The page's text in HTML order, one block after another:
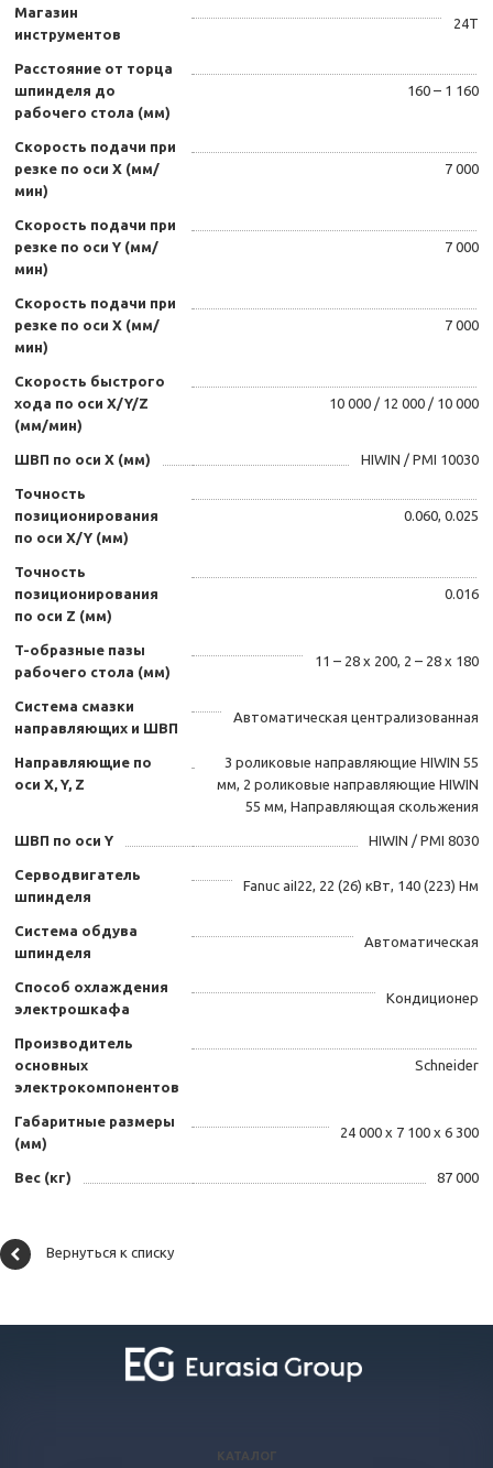
Магазин
инструментов
24T
Расстояние от торца
шпинделя до
рабочего стола (мм)
160 – 1 160
Скорость подачи при
резке по оси X (мм/
мин)
7 000
Скорость подачи при
резке по оси Y (мм/
мин)
7 000
Скорость подачи при
резке по оси X (мм/
мин)
7 000
Скорость быстрого
хода по оси X/Y/Z
(мм/мин)
10 000 / 12 000 / 10 000
ШВП по оси X (мм) HIWIN / PMI 10030
Точность
позиционирования
по оси X/Y (мм)
0.060, 0.025
Точность
позиционирования
по оси Z (мм)
0.016
T-образные пазы
рабочего стола (мм)
11 – 28 х 200, 2 – 28 х 180
Система смазки
направляющих и ШВП
Автоматическая централизованная
Направляющие по
оси X, Y, Z
3 роликовые направляющие HIWIN 55
мм, 2 роликовые направляющие HIWIN
55 мм, Направляющая скольжения
ШВП по оси Y HIWIN / PMI 8030
Серводвигатель
шпинделя
Fanuc aiI22, 22 (26) кВт, 140 (223) Нм
Система обдува
шпинделя
Автоматическая
Способ охлаждения
электрошкафа
Кондиционер
Производитель
основных
электрокомпонентов
Schneider
Габаритные размеры
(мм)
24 000 х 7 100 х 6 300
Вес (кг) 87 000
Вернуться к списку
КАТАЛОГ